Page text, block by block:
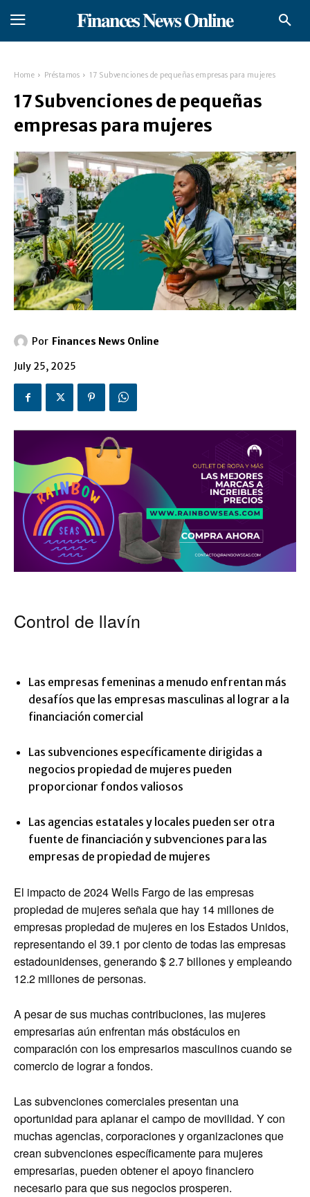
𝐅𝐢𝐧𝐚𝐧𝐜𝐞𝐬 𝐍𝐞𝐰𝐬 𝐎𝐧𝐥𝐢𝐧𝐞
Home Préstamos 17 Subvenciones de pequeñas empresas para mujeres
17 Subvenciones de pequeñas
empresas para mujeres
Por Finances News Online
July 25, 2025
Control de llavín
Las empresas femeninas a menudo enfrentan más
desafíos que las empresas masculinas al lograr a la
financiación comercial
Las subvenciones específicamente dirigidas a
negocios propiedad de mujeres pueden
proporcionar fondos valiosos
Las agencias estatales y locales pueden ser otra
fuente de financiación y subvenciones para las
empresas de propiedad de mujeres
El impacto de 2024 Wells Fargo de las empresas
propiedad de mujeres señala que hay 14 millones de
empresas propiedad de mujeres en los Estados Unidos,
representando el 39.1 por ciento de todas las empresas
estadounidenses, generando $ 2.7 billones y empleando
12.2 millones de personas.
A pesar de sus muchas contribuciones, las mujeres
empresarias aún enfrentan más obstáculos en
comparación con los empresarios masculinos cuando se
comercio de lograr a fondos.
Las subvenciones comerciales presentan una
oportunidad para aplanar el campo de movilidad. Y con
muchas agencias, corporaciones y organizaciones que
crean subvenciones específicamente para mujeres
empresarias, pueden obtener el apoyo financiero
necesario para que sus negocios prosperen.